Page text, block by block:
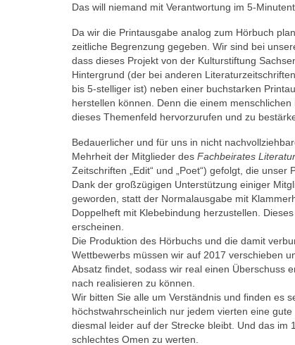
Das will niemand mit Verantwortung im 5-
Da wir die Printausgabe analog zum Hörbuch
zeitliche Begrenzung gegeben. Wir sind bei
dass dieses Projekt von der Kulturstiftung
Hintergrund (der bei anderen
bis 5-stelliger ist) neben einer buchstarken
herstellen können. Denn die einem
dieses Themenfeld hervorzurufen und zu
Bedauerlicher und für uns in nicht
Mehrheit der Mitglieder des Fachbeirates Literatur
Zeitschriften „Edit“ und „Poet“) gefolgt, die
Dank der großzügigen Unterstützung einiger
geworden, statt der Normalausgabe mit
Doppelheft mit Klebebindung herzustellen.
erscheinen.
Die Produktion des Hörbuchs und die damit
Wettbewerbs müssen wir auf 2017 verschieben
Absatz findet, sodass wir real einen Überschuss
nach realisieren zu können.
Wir bitten Sie alle um Verständnis und finden es
höchstwahrscheinlich nur jedem vierten eine
diesmal leider auf der Strecke bleibt. Und das
schlechtes Omen zu werten.